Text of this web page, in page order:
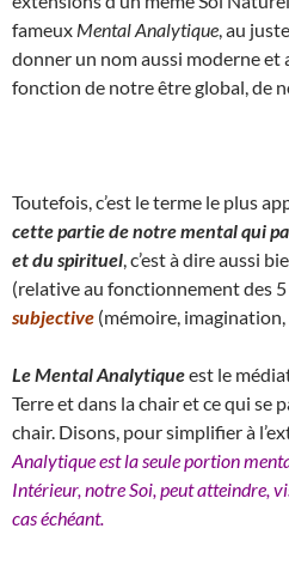
fameux Mental Analytique , au
donner un nom aussi moderne et
fonction de notre être global, de
Toutefois, c’est le terme le plus
cette partie de notre mental qui
et du spirituel , c’est à dire aussi
(relative au fonctionnement des
subjective (mémoire,
Le Mental Analytiqueest le
Terre et dans la chair et ce qui se
chair. Disons, pour simplifier à
Analytique est la seule portion
Intérieur, notre Soi, peut atteindre,
cas échéant.